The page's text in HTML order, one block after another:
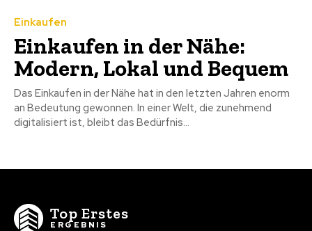
Einkaufen
Einkaufen in der Nähe:
Modern, Lokal und Bequem
Das Einkaufen in der Nähe hat in den letzten Jahren enorm
an Bedeutung gewonnen. In einer Welt, die zunehmend
digitalisiert ist, bleibt das Bedürfnis...
Top Erstes
ERGEBNIS